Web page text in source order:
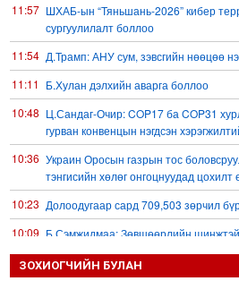
11:57 ШХАБ-ын “Тяньшань-2026” кибер
сургуулилалт боллоо
11:54 Д.Трамп: АНУ сум, зэвсгийн нөөцөө
11:11 Б.Хулан дэлхийн аварга боллоо
10:48 Ц.Сандаг-Очир: COP17 ба COP31
гурван конвенцын нэгдсэн
10:36 Украин Оросын газрын тос
тэнгисийн хөлөг онгоцнуудад цохилт
10:23 Долоодугаар сард 709,503 зөрчил
10:09 Б.Сэмжидмаа: Зөвшөөрлийн шинжтэй
09:49
ЗОХИОГЧИЙН БУЛАН